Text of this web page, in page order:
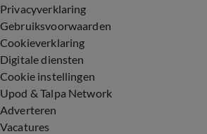
Privacyverklaring
Gebruiksvoorwaarden
Cookieverklaring
Digitale diensten
Cookie instellingen
Upod & Talpa Network
Adverteren
Vacatures